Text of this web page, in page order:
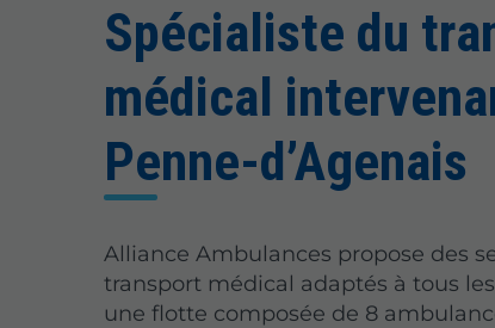
Spécialiste du
médical
Penne-d’Agenais
Alliance Ambulances propose des
transport médical adaptés à tous
une flotte composée de 8